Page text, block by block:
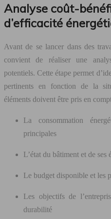
Analyse coût-
d’efficacité
Avant de se lancer dans des
convient de réaliser une
potentiels. Cette étape permet
pertinents en fonction de la
éléments doivent être pris en
La consommation
principales
L’état du bâtiment et de ses
Le budget disponible et les
Les objectifs de
durabilité